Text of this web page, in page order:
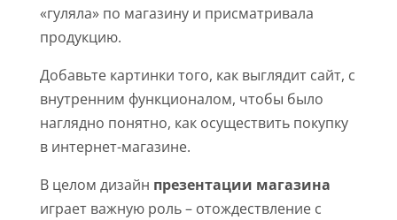
«гуляла» по магазину и присматривала
продукцию.
Добавьте картинки того, как выглядит сайт, с
внутренним функционалом, чтобы было
наглядно понятно, как осуществить покупку
в интернет-магазине.
В целом дизайн презентации магазина
играет важную роль – отождествление с